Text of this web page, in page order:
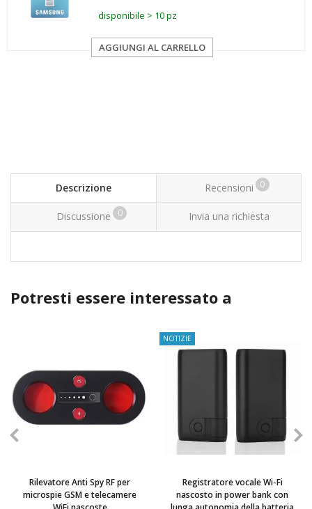
disponibile > 10 pz
AGGIUNGI AL CARRELLO
Descrizione Recensioni 0
Discussione 0 Invia una richiesta
Potresti essere interessato a
Rilevatore Anti Spy RF per
microspie GSM e telecamere
NOTIZIE
Registratore vocale Wi-Fi
nascosto in power bank con